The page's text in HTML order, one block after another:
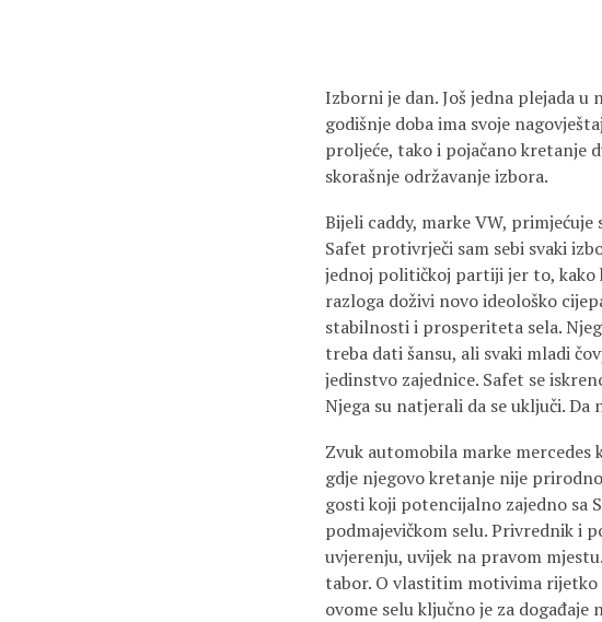
Izborni je dan. Još jedna plejada
godišnje doba ima svoje
proljeće, tako i pojačano kretanje
skorašnje održavanje izbora.
Bijeli caddy, marke VW,
Safet protivrječi sam sebi svaki
jednoj političkoj partiji jer to, kako
razloga doživi novo ideološko
stabilnosti i prosperiteta sela.
treba dati šansu, ali svaki mladi
jedinstvo zajednice. Safet se
Njega su natjerali da se uključi.
Zvuk automobila marke mercedes
gdje njegovo kretanje nije
gosti koji potencijalno zajedno sa
podmajevičkom selu. Privrednik i
uvjerenju, uvijek na pravom
tabor. O vlastitim motivima rijetko
ovome selu ključno je za